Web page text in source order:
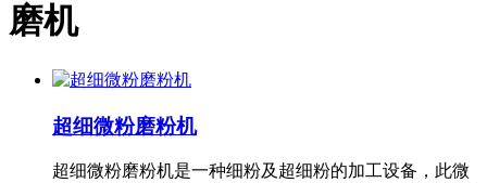
磨机
超细微粉磨粉机
超细微粉磨粉机是一种细粉及超细粉的加工设备，此微